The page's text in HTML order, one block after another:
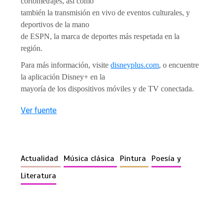
también la transmisión en vivo de eventos culturales, y
deportivos de la mano
de ESPN, la marca de deportes más respetada en la
región.
Para más información, visitedisneyplus.com, o encuentre
la aplicación Disney+ en la
mayoría de los dispositivos móviles y de TV conectada.
Ver fuente
Actualidad Música clásica Pintura
Poesía y
Literatura